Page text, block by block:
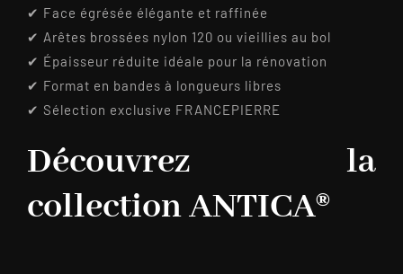
✔ Face égrésée élégante et raffinée
✔ Arêtes brossées nylon 120 ou vieillies au bol
✔ Épaisseur réduite idéale pour la rénovation
✔ Format en bandes à longueurs libres
✔ Sélection exclusive FRANCEPIERRE
Découvrez la
collection ANTICA®